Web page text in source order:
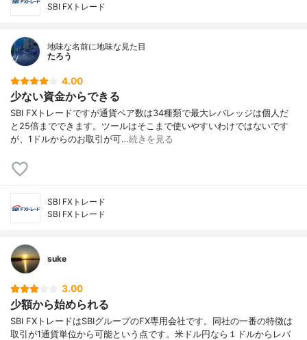
SBI FXトレード
地味な名前に地味な見た目
たろう
4.00
少ない資金からできる
SBI FXトレードですが通貨ペア数は34種類で最大レバレッジは個人だ
と25倍までできます。ツールはそこまで使いやすいわけではないです
が、1ドルからのお取引が可…続きを見る
SBI FXトレード
SBI FXトレード
suke
3.00
少額から始められる
SBI FXトレードはSBIグループのFX専用会社です。同社の一番の特徴は
取引が1通貨単位から可能という点です。米ドル円なら１ドルからレバ